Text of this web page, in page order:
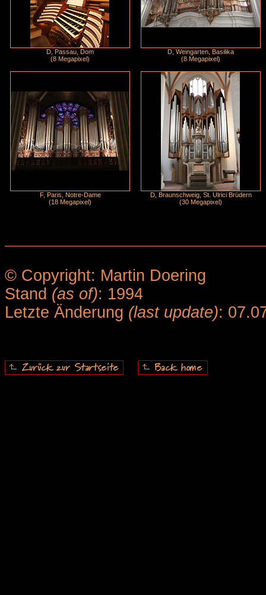
D, Passau, Dom
(8 Megapixel)
D, Weingarten, Basilika
(8 Megapixel)
F, Paris, Notre-Dame
(18 Megapixel)
D, Braunschweig, St. Ulrici Brüdern
(30 Megapixel)
© Copyright: Martin Doering
Stand (as of): 1994
Letzte Änderung (last update):